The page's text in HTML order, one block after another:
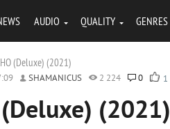
AUDIO QUALITY GENRES
(Deluxe) (2021)
SHAMANICUS 2 224 0 1
(Deluxe) (2021)